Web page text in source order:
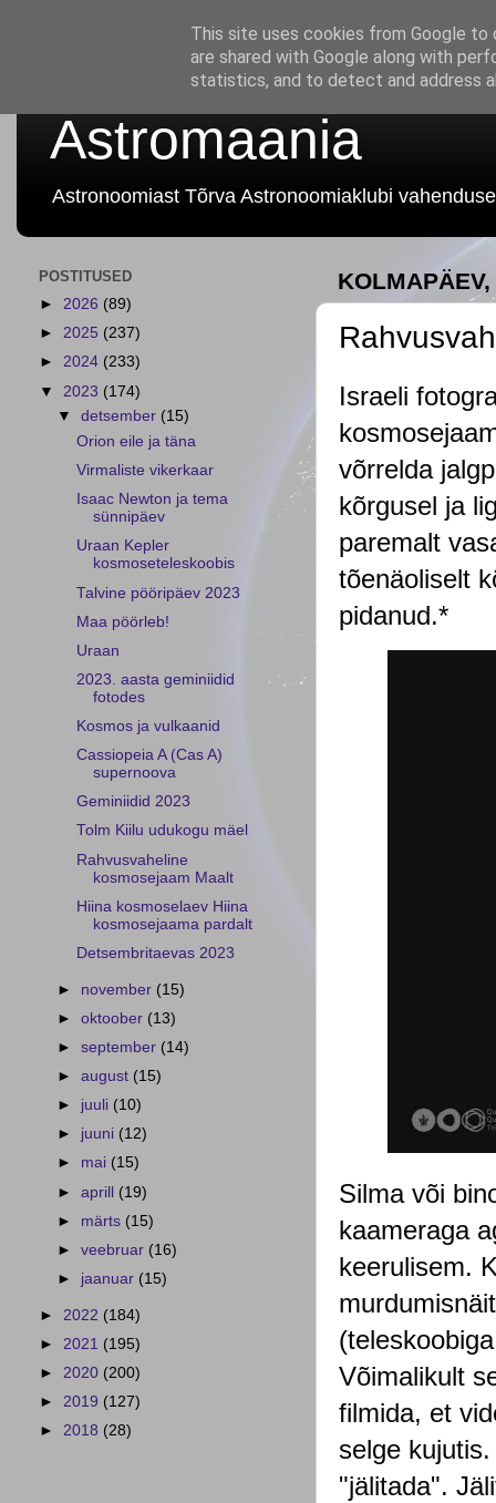
Astromaania
Astronoomiast Tõrva Astronoomiaklubi
Israeli
võrrelda
kõrgusel ja
paremalt
tõenäoliselt
pidanud.*
Silma või
kaameraga
keerulisem.
Võimalikult
filmida, et
selge
"jälitada".
POSTITUSED
► 2026 (89)
► 2025 (237)
► 2024 (233)
▼ 2023 (174)
▼detsember (15)
Orion eile ja täna
Virmaliste vikerkaar
Isaac Newton ja tema
sünnipäev
Uraan Kepler
kosmoseteleskoobis
Talvine pööripäev 2023
Maa pöörleb!
Uraan
2023. aasta geminiidid
fotodes
Kosmos ja vulkaanid
Cassiopeia A (Cas A)
supernoova
Geminiidid 2023
Tolm Kiilu udukogu mäel
Rahvusvaheline
kosmosejaam Maalt
Hiina kosmoselaev Hiina
kosmosejaama pardalt
Detsembritaevas 2023
► november (15)
►oktoober (13)
►september (14)
►august (15)
► juuli (10)
► juuni (12)
► mai (15)
►aprill (19)
► märts (15)
►veebruar (16)
► jaanuar (15)
► 2022 (184)
► 2021 (195)
► 2020 (200)
► 2019 (127)
► 2018 (28)
This site uses cookies from Google to
are shared with Google along with
statistics, and to detect and address